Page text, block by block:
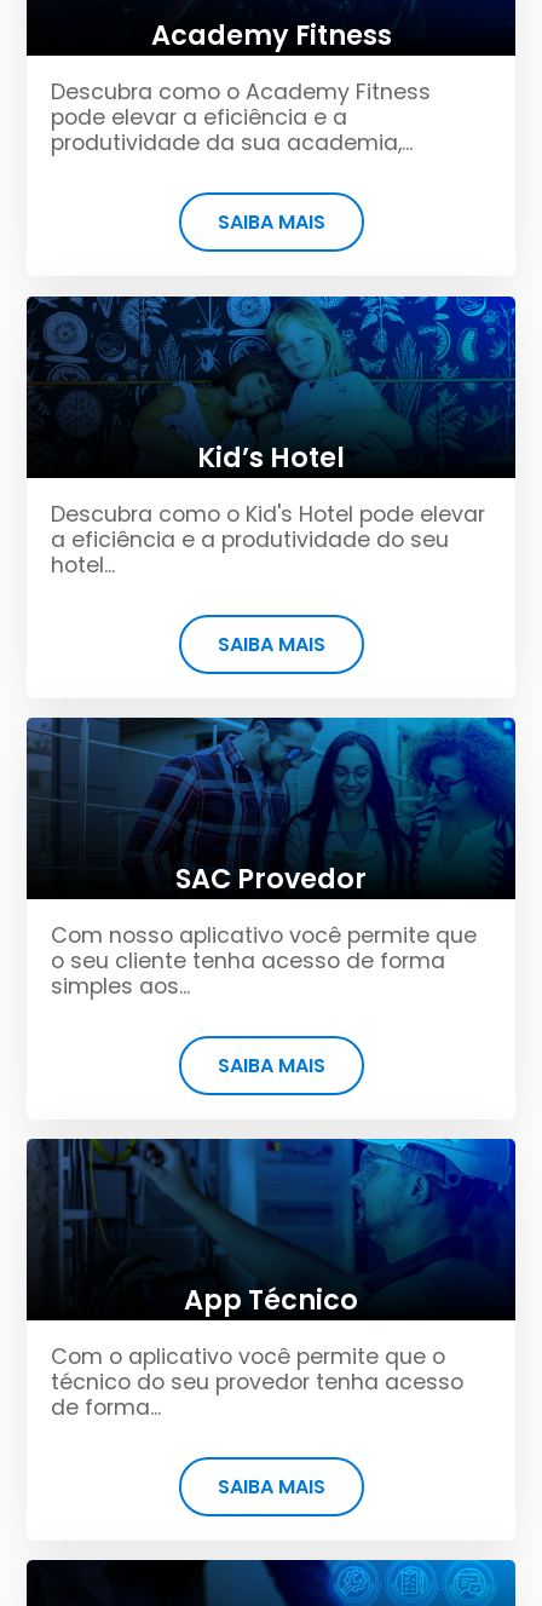
Academy Fitness
Descubra como o Academy Fitness
pode elevar a eficiência e a
produtividade da sua academia,...
SAIBA MAIS
Kid’s Hotel
Descubra como o Kid's Hotel pode elevar
a eficiência e a produtividade do seu
hotel...
SAIBA MAIS
SAC Provedor
Com nosso aplicativo você permite que
o seu cliente tenha acesso de forma
simples aos...
SAIBA MAIS
App Técnico
Com o aplicativo você permite que o
técnico do seu provedor tenha acesso
de forma...
SAIBA MAIS